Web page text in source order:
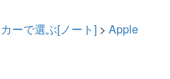
ーで選ぶ[ノート] > Apple